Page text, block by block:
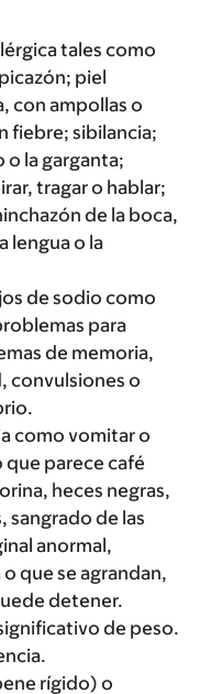
tales como
piel
con ampollas o
fiebre; sibilancia;
o la garganta;
tragar o hablar;
de la boca,
lengua o la
de sodio como
para
de memoria,
convulsiones o
como vomitar o
parece café
heces negras,
sangrado de las
anormal,
que se agrandan,
detener.
de peso.
rígido) o